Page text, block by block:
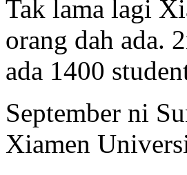
Tak lama lagi
orang dah ada.
ada 1400
September ni
Xiamen